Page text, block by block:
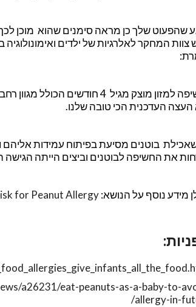
שהפעוט שלך כן מראה סימנים שהוא מוכן
צוות המחקר לאלרגיות של ילדים
“חשיפה למזון מוצק מגיל 4
העצה העדכנית הכי טובה שלנו.
בוטנים מסיעת בפיתוח עמידות
את החשיפה לבוטנים וביצים הייתה
מידע נוסף על הנושא:for Peanut Allergy
a26231/eat-peanuts-as-a-baby-to-
allergy-in-